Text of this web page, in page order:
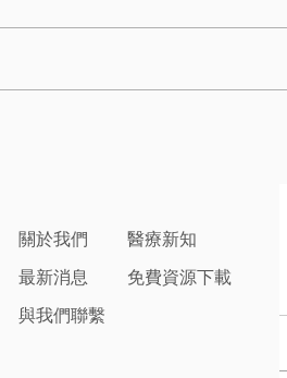
關於我們
最新消息
與我們聯繫
醫療新知
免費資源下載